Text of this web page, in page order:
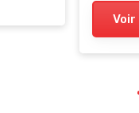
Voir